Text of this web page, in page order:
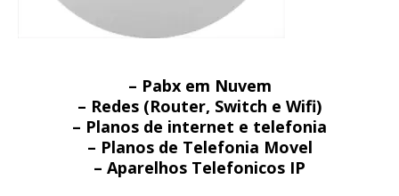
– Pabx em Nuvem
– Redes (Router, Switch e Wifi)
– Planos de internet e telefonia
– Planos de Telefonia Movel
– Aparelhos Telefonicos IP